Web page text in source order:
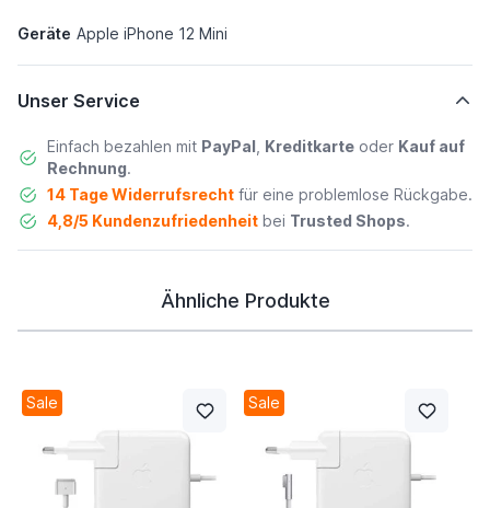
Geräte Apple iPhone 12 Mini
Unser Service
Einfach bezahlen mit PayPal Kreditkarteoder Kauf auf
Rechnung.
14 Tage Widerrufsrechtfür eine problemlose Rückgabe.
4,8/5 Kundenzufriedenheitbei Trusted Shops.
Ähnliche Produkte
Sale Sale